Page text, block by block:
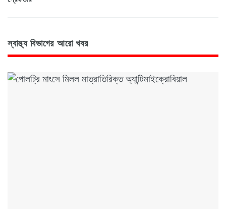
স্বাস্থ্য বিভাগের আরো খবর